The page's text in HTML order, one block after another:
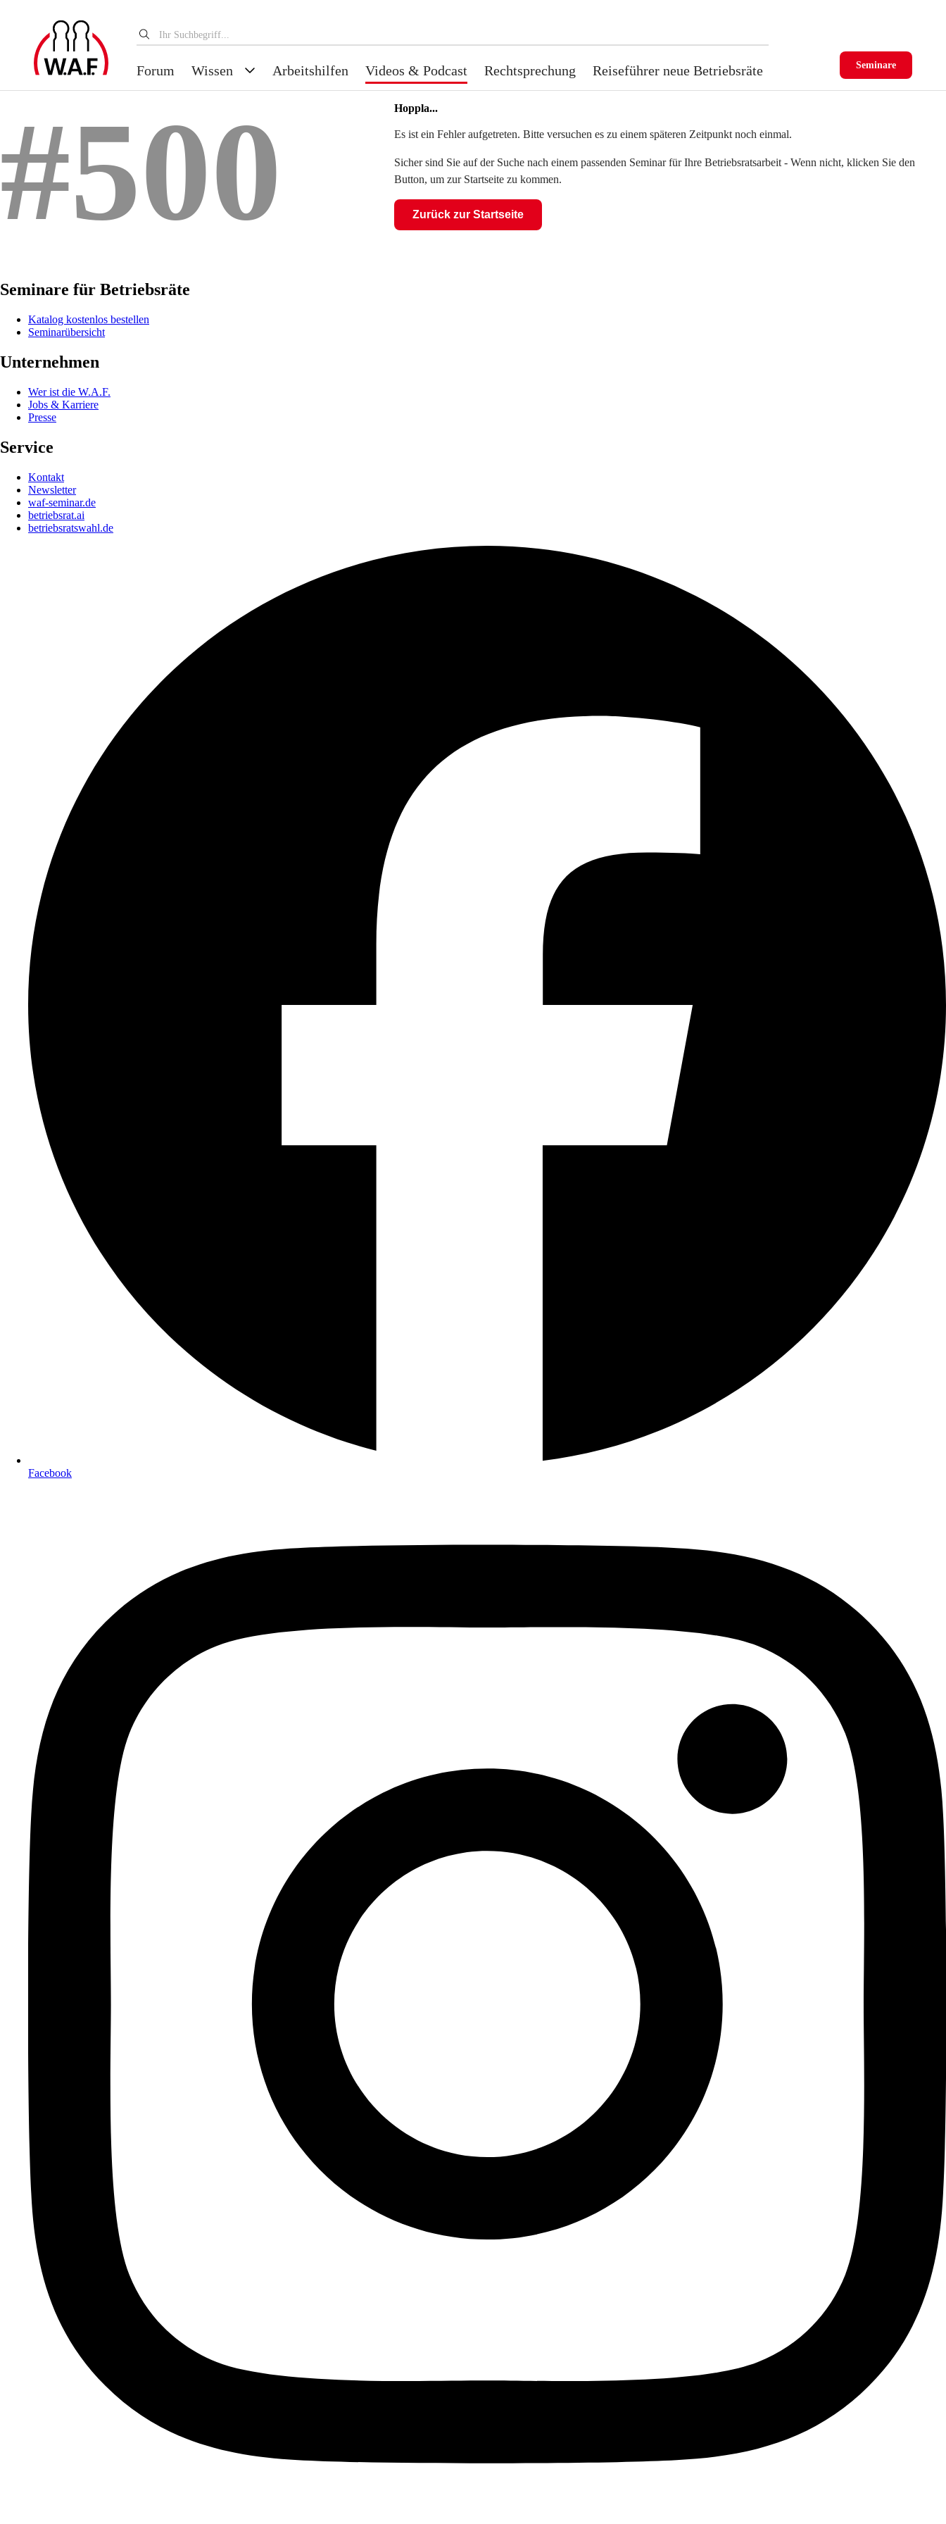
Forum Wissen Arbeitshilfen Videos & Podcast Rechtsprechung Reiseführer neue Betriebsräte Seminare
#500 Hoppla...
Es ist ein Fehler aufgetreten. Bitte versuchen es zu einem späteren Zeitpunkt noch einmal.
Sicher sind Sie auf der Suche nach einem passenden Seminar für Ihre Betriebsratsarbeit - Wenn nicht, klicken Sie den
Button, um zur Startseite zu kommen.
Zurück zur Startseite
Seminare für Betriebsräte
Katalog kostenlos bestellen
Seminarübersicht
Unternehmen
Wer ist die W.A.F.
Jobs & Karriere
Presse
Service
Kontakt
Newsletter
waf-seminar.de
betriebsrat.ai
betriebsratswahl.de
Facebook